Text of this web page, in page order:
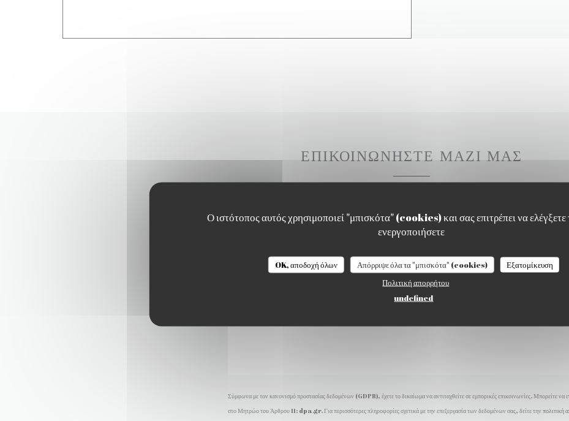
Ο ιστότοπος αυτός χρησιμοποιεί "μπισκότα" (cookies) και σας επιτρέπει να ελέγξετε
ενεργοποιήσετε
OK, αποδοχή όλων Απόρριψε όλα τα "μπισκότα" (cookies)
Εξατομίκευση
Πολιτική απορρήτου
undefined
ΕΠΙΚΟΙΝΩΝΉΣΤΕ ΜΑΖΊ ΜΑΣ
Σύμφωνα με τον κανονισμό προστασίας δεδομένων (GDPR), έχετε το δικαίωμα να αντιταχθείτε σε εμπορικές επικοινωνίες. Μπορείτε να
στο Μητρώο του Άρθρου 11: dpa.gr. Για περισσότερες πληροφορίες σχετικά με την επεξεργασία των δεδομένων σας, δείτε τηνπολιτική
LATINOGOURMAND PARIS 17